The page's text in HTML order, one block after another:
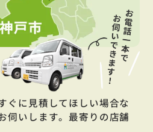
ぐに見積してほしい場合な
伺いします。最寄りの店舗